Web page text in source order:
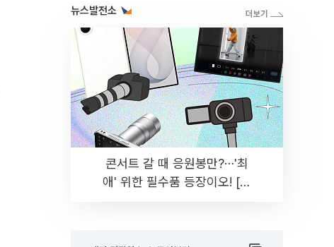
뉴스발전소
콘서트 갈 때 응원봉만?⋯'최
애' 위한 필수품 등장이오! [솔